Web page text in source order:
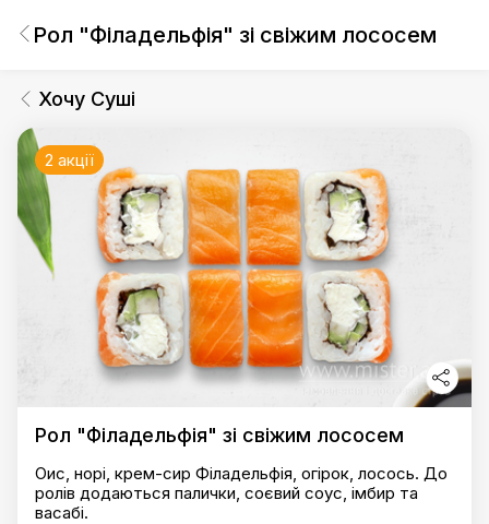
Рол "Філадельфія" зі свіжим лососем
Хочу Суші
2 акції
Рол "Філадельфія" зі свіжим лососем
Оис, норі, крем-сир Філадельфія, огірок, лосось. До
ролів додаються палички, соєвий соус, імбир та
васабі.